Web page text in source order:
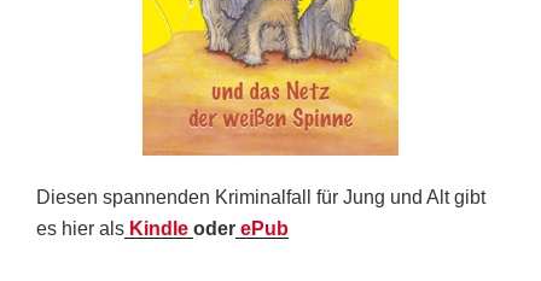
Diesen spannenden Kriminalfall für Jung und Alt gibt
es hier als Kindle oder ePub